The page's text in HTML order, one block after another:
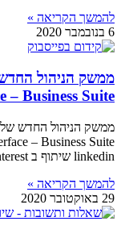
להמשך הקריאה »
6 בנובמבר 2020
– Business Suite
linkedin שיתוף ב pinterest
להמשך הקריאה »
29 באוקטובר 2020